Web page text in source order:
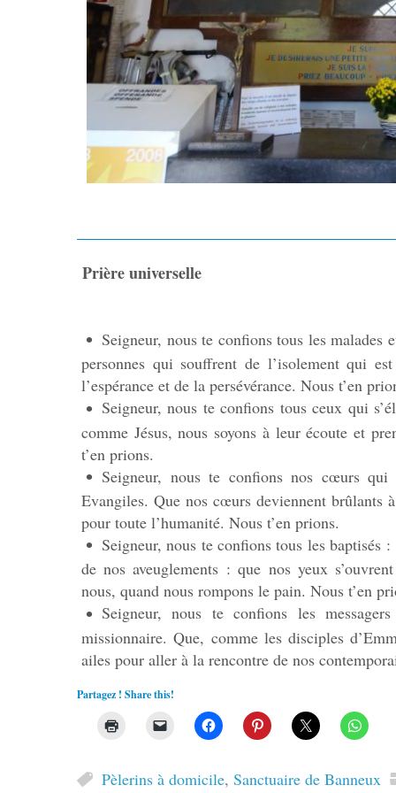
Prière universelle
Seigneur, nous te confions tous les
personnes qui souffrent de l’isolement qui
l’espérance et de la persévérance. Nous t’en
Seigneur, nous te confions tous ceux qui
comme Jésus, nous soyons à leur écoute et
t’en prions.
Seigneur, nous te confions nos cœurs
Evangiles. Que nos cœurs deviennent brûlants
pour toute l’humanité. Nous t’en prions.
Seigneur, nous te confions tous les baptisés
de nos aveuglements : que nos yeux
nous, quand nous rompons le pain. Nous t’en
Seigneur, nous te confions les
missionnaire. Que, comme les disciples
ailes pour aller à la rencontre de nos
Partagez ! Share this!
Pèlerins à domicile, Sanctuaire de Banneux